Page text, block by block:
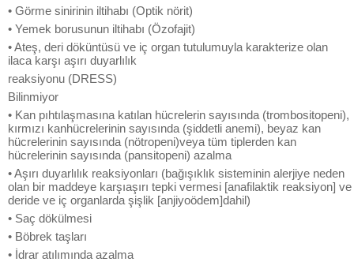
• Görme sinirinin iltihabı (Optik nörit)
• Yemek borusunun iltihabı (Özofajit)
• Ateş, deri döküntüsü ve iç organ tutulumuyla karakterize olan
ilaca karşı aşırı duyarlılık
reaksiyonu (DRESS)
Bilinmiyor
• Kan pıhtılaşmasına katılan hücrelerin sayısında (trombositopeni),
kırmızı kanhücrelerinin sayısında (şiddetli anemi), beyaz kan
hücrelerinin sayısında (nötropeni)veya tüm tiplerden kan
hücrelerinin sayısında (pansitopeni) azalma
• Aşırı duyarlılık reaksiyonları (bağışıklık sisteminin alerjiye neden
olan bir maddeye karşıaşırı tepki vermesi [anafilaktik reaksiyon] ve
deride ve iç organlarda şişlik [anjiyoödem]dahil)
• Saç dökülmesi
• Böbrek taşları
• İdrar atılımında azalma